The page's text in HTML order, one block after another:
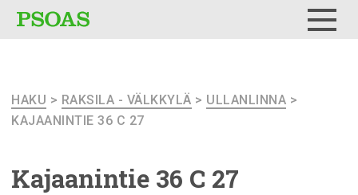
HAKU > RAKSILA - VÄLKKYLÄ > ULLANLINNA >
KAJAANINTIE 36 C 27
Kajaanintie 36 C 27